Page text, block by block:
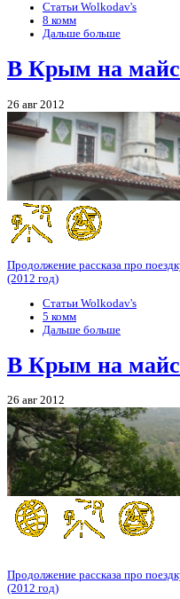
Статьи Wolkodav's
8 комм
Дальше больше
В Крым на
26 авг 2012
Продолжение рассказа про
(2012 год)
Статьи Wolkodav's
5 комм
Дальше больше
В Крым на
26 авг 2012
Продолжение рассказа про
(2012 год)